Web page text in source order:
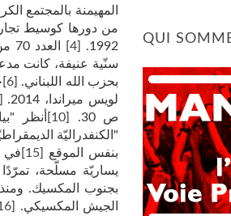
المهيمنة بالمجتمع
من دورها كوسيط
1992.
[
4
] العدد 70 من مجلّة "بارتيزان" (النصير) _ السلسلة القديمة_ أفريل 92.
سنّية عنيفة، كانت
بحزب الله اللبناني. [
6
]
لويس ميراندا، 2014.
ص 30.
[
10
] أنظر
"الكنفدراليّة
بنفس الموقع [
15
]
يساريّة مسلّحة،
بجنوب المكسيك.
الجيش المكسيكي. [
QUI